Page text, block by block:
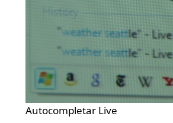
Autocompletar Live